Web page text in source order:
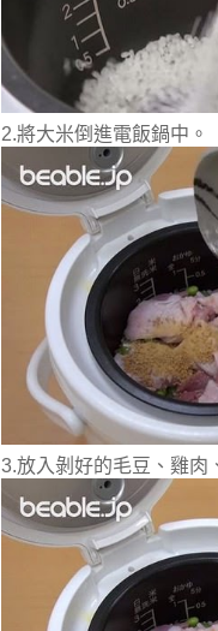
2.將大米倒進電飯鍋中。
3.放入剝好的毛豆、雞肉